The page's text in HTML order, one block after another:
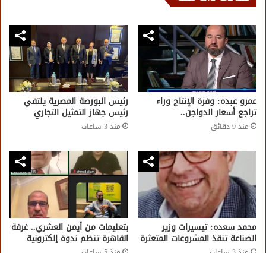
عمرو عبده: وفرة الإنتاج وراء
تراجع أسعار الدواجن..
منذ 9 دقائق
رئيس البورصة المصرية يلتقي
رئيس جهاز التمثيل التجاري
منذ 3 ساعات
محمد سعده: تيسيرات وزير
الصناعة تنقذ المشروعات المتعثرة
بتعليمات من أيمن العشري.. غرفة
القاهرة تنظم ندوة إلكترونية